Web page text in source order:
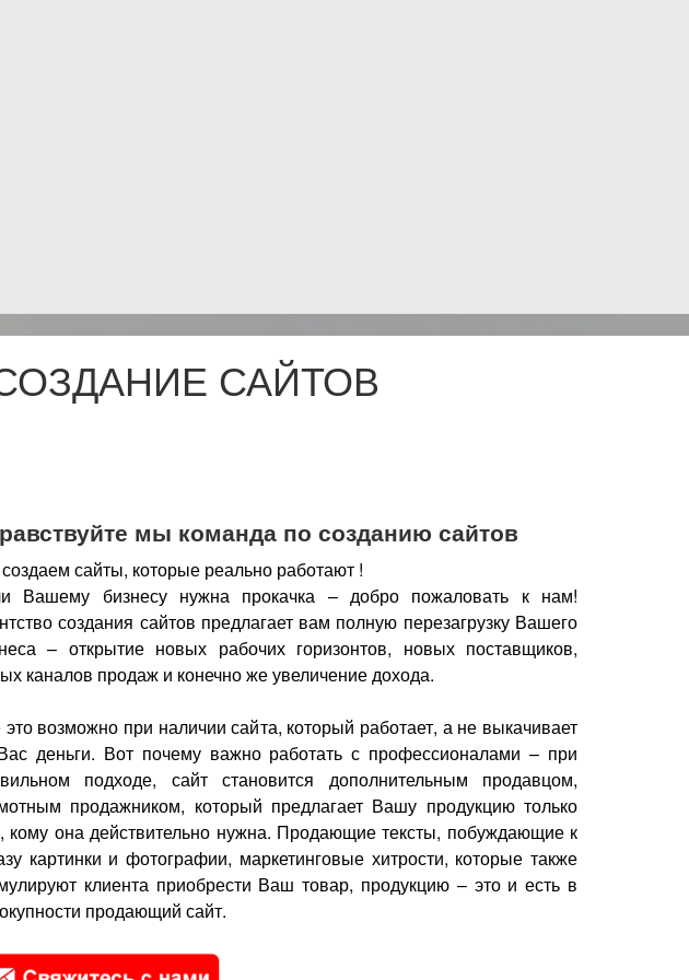
САЙТОВ
мы команда по созданию сайтов
сайты, которые реально работают !
Вашему бизнесу нужна прокачка – добро пожаловать к нам!
создания сайтов предлагает вам полную перезагрузку Вашего
– открытие новых рабочих горизонтов, новых поставщиков,
каналов продаж и конечно же увеличение дохода.
это возможно при наличии сайта, который работает, а не выкачивает
деньги. Вот почему важно работать с профессионалами – при
подходе, сайт становится дополнительным продавцом,
продажником, который предлагает Вашу продукцию только
кому она действительно нужна. Продающие тексты, побуждающие к
картинки и фотографии, маркетинговые хитрости, которые также
клиента приобрести Ваш товар, продукцию – это и есть в
продающий сайт.